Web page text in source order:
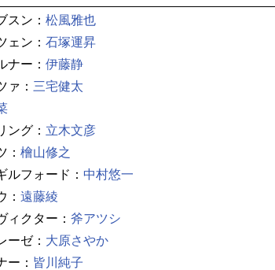
スン： 松風雅也
ェン： 石塚運昇
ナー： 伊藤静
ァ： 三宅健太
ング： 立木文彦
： 檜山修之
ルフォード： 中村悠一
： 遠藤綾
ィクター： 斧アツシ
ーゼ： 大原さやか
ー： 皆川純子